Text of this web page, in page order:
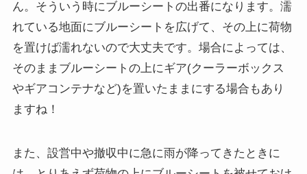
ん。そういう時にブルーシートの出番になります。濡
れている地面にブルーシートを広げて、その上に荷物
を置けば濡れないので大丈夫です。場合によっては、
そのままブルーシートの上にギア(クーラーボックス
やギアコンテナなど)を置いたままにする場合もあり
ますね！
また、設営中や撤収中に急に雨が降ってきたときに